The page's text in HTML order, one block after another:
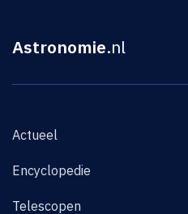
Astronomie.nl
Actueel
Encyclopedie
Telescopen